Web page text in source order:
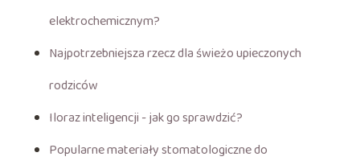
elektrochemicznym?
Najpotrzebniejsza rzecz dla świeżo upieczonych
rodziców
Iloraz inteligencji - jak go sprawdzić?
Popularne materiały stomatologiczne do